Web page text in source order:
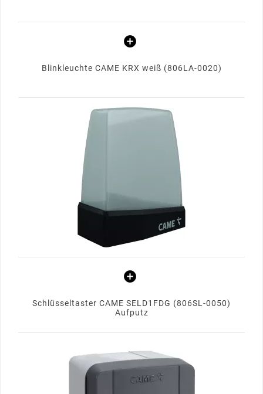
Blinkleuchte CAME KRX weiß (806LA-0020)
Schlüsseltaster CAME SELD1FDG (806SL-0050)
Aufputz